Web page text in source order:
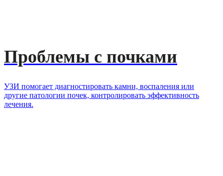
Проблемы с почками
УЗИ помогает диагностировать камни, воспаления или
другие патологии почек, контролировать эффективность
лечения.